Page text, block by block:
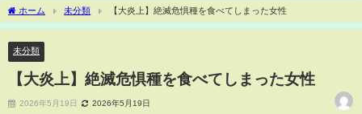
ホーム 未分類 【大炎上】絶滅危惧種を食べてしまった女性
未分類
【大炎上】絶滅危惧種を食べてしまった女性
2026年5月19日 2026年5月19日